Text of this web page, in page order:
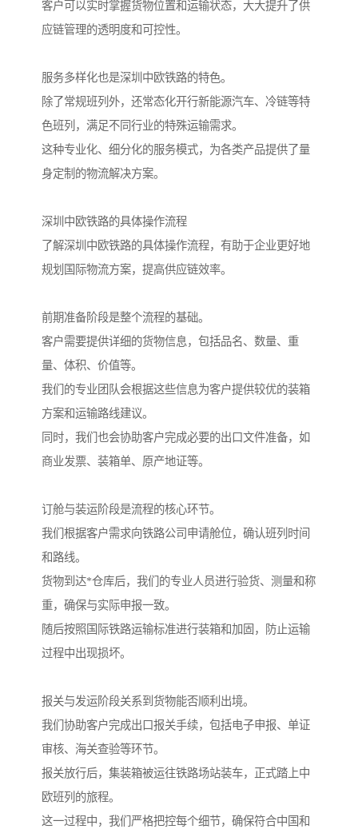
客户可以实时掌握货物位置和运输状态，大大提升了供
应链管理的透明度和可控性。
服务多样化也是深圳中欧铁路的特色。
除了常规班列外，还常态化开行新能源汽车、冷链等特
色班列，满足不同行业的特殊运输需求。
这种专业化、细分化的服务模式，为各类产品提供了量
身定制的物流解决方案。
深圳中欧铁路的具体操作流程
了解深圳中欧铁路的具体操作流程，有助于企业更好地
规划国际物流方案，提高供应链效率。
前期准备阶段是整个流程的基础。
客户需要提供详细的货物信息，包括品名、数量、重
量、体积、价值等。
我们的专业团队会根据这些信息为客户提供较优的装箱
方案和运输路线建议。
同时，我们也会协助客户完成必要的出口文件准备，如
商业发票、装箱单、原产地证等。
订舱与装运阶段是流程的核心环节。
我们根据客户需求向铁路公司申请舱位，确认班列时间
和路线。
货物到达*仓库后，我们的专业人员进行验货、测量和称
重，确保与实际申报一致。
随后按照国际铁路运输标准进行装箱和加固，防止运输
过程中出现损坏。
报关与发运阶段关系到货物能否顺利出境。
我们协助客户完成出口报关手续，包括电子申报、单证
审核、海关查验等环节。
报关放行后，集装箱被运往铁路场站装车，正式踏上中
欧班列的旅程。
这一过程中，我们严格把控每个细节，确保符合中国和